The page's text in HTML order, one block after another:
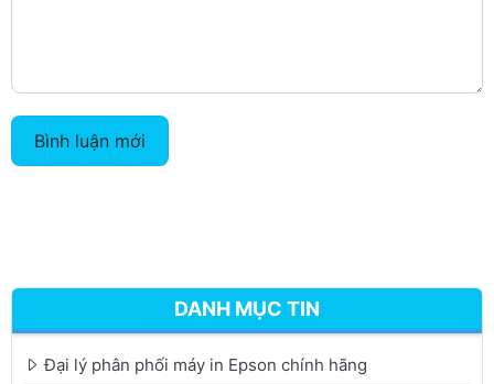
Bình luận mới
DANH MỤC TIN
Đại lý phân phối máy in Epson chính hãng